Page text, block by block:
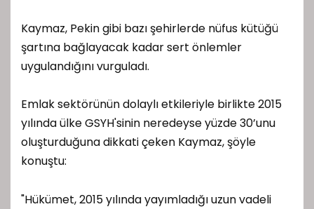
Kaymaz, Pekin gibi bazı şehirlerde nüfus kütüğü
şartına bağlayacak kadar sert önlemler
uygulandığını vurguladı.
Emlak sektörünün dolaylı etkileriyle birlikte 2015
yılında ülke GSYH'sinin neredeyse yüzde 30’unu
oluşturduğuna dikkati çeken Kaymaz, şöyle
konuştu:
"Hükümet, 2015 yılında yayımladığı uzun vadeli